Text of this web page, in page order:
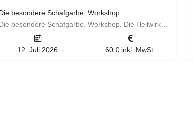
Die besondere Schafgarbe. Workshop
Die besondere Schafgarbe. Workshop. Die Heilwirkung ist vielfältig und sie kann als Allrounderin bezeichnet…
12. Juli 2026 60 € inkl. MwSt.